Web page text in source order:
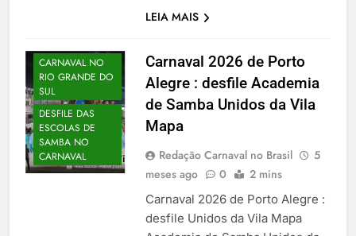
LEIA MAIS
CARNAVAL NO
RIO GRANDE DO
SUL
DESFILE DAS
ESCOLAS DE
SAMBA NO
CARNAVAL
Carnaval 2026 de Porto
Alegre : desfile Academia
de Samba Unidos da Vila
Mapa
Redação Carnaval no Brasil
5
meses ago
0 2 mins
Carnaval 2026 de Porto Alegre :
desfile Unidos da Vila Mapa